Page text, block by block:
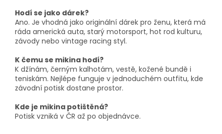
Hodí se jako dárek?
Ano. Je vhodná jako originální dárek pro ženu, která má
ráda americká auta, starý motorsport, hot rod kulturu,
závody nebo vintage racing styl.
K čemu se mikina hodí?
K džínám, černým kalhotám, vestě, kožené bundě i
teniskám. Nejlépe funguje v jednoduchém outfitu, kde
závodní potisk dostane prostor.
Kde je mikina potištěná?
Potisk vzniká v ČR až po objednávce.